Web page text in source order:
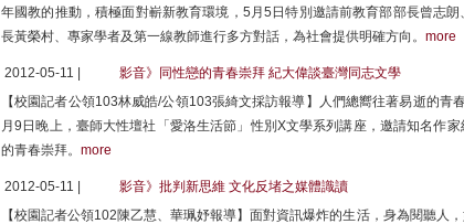
年國教的推動，積極面對嶄新教育環境，5月5日特別邀請前教育部部長曾志朗
長黃榮村、專家學者及第一線教師進行多方對話，為社會提供明確方向。 more
2012-05-11 |
影音》同性戀的青春崇拜 紀大偉談臺灣同志文學
【校園記者公領103林威皓/公領103張綺文採訪報導】人們總嚮往著易逝的青
月9日晚上，臺師大性壇社「愛洛生活節」性別X文學系列講座，邀請知名作家
的青春崇拜。 more
2012-05-11 |
影音》批判新思維 文化反堵之媒體識讀
【校園記者公領102陳乙慧、華珮妤報導】面對資訊爆炸的生活，身為閱聽人